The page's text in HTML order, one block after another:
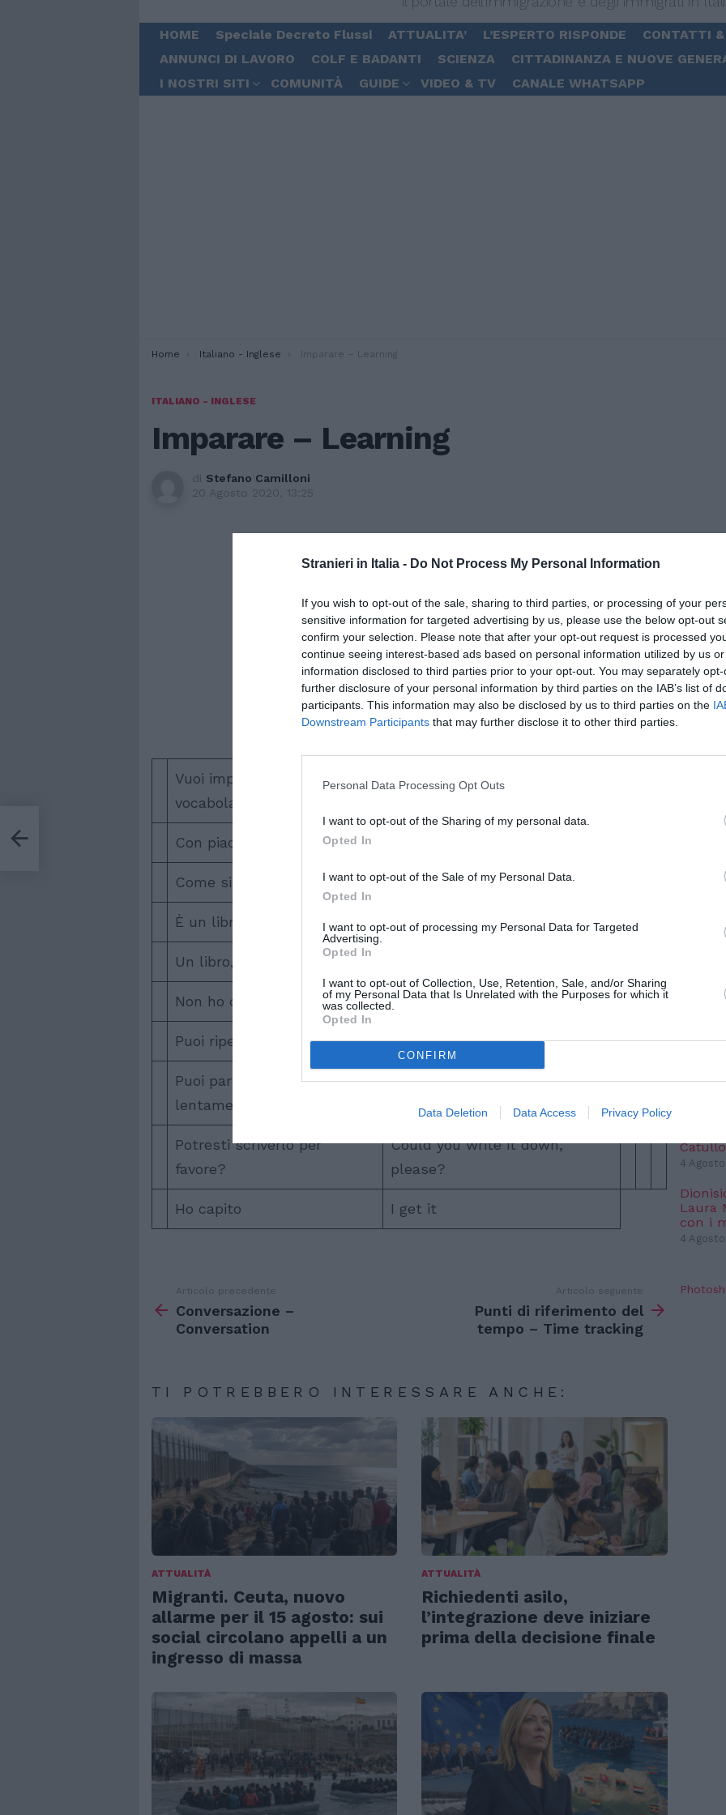
Stranieri in Italia - Do Not Process My Personal Information
If you wish to opt-out of the sale, sharing to third parties, or processing of your
sensitive information for targeted advertising by us, please use the below opt-out
confirm your selection. Please note that after your opt-out request is processed
continue seeing interest-based ads based on personal information utilized by us
information disclosed to third parties prior to your opt-out. You may separately
further disclosure of your personal information by third parties on the IAB’s list of
participants. This information may also be disclosed by us to third parties on the
Downstream Participants that may further disclose it to other third parties.
Personal Data Processing Opt Outs
I want to opt-out of the Sharing of my personal data.
Opted In
I want to opt-out of the Sale of my Personal Data.
Opted In
I want to opt-out of processing my Personal Data for Targeted
Advertising.
Opted In
I want to opt-out of Collection, Use, Retention, Sale, and/or Sharing
of my Personal Data that Is Unrelated with the Purposes for which it
was collected.
Opted In
CONFIRM
Data Deletion Data Access Privacy Policy
HOME Speciale Decreto Flussi ATTUALITA’ L’ESPERTO RISPONDE
CONTATTI
ANNUNCI DI LAVORO
COLF E BADANTI SCIENZA
CITTADINANZA E NUOVE
I NOSTRI SITI
COMUNITÀ GUIDE VIDEO & TV CANALE WHATSAPP
You are here:
Home Italiano - Inglese Imparare – Learning
ITALIANO - INGLESE
Imparare – Learning
di Stefano Camilloni
20 Agosto 2020, 13:25
Vuoi imparare un po’ di
vocabolario ?
Do you want to learn a few
Con piacere!
Come si chiama ? What’s this called?
È un libro It’s a book
Un libro, hai capito ?
Non ho capito I don’t understand
Puoi ripetere per favore ? Can you repeat please?
Puoi parlare più
lentamente?
Can you talk a bit more slowly,
please ?
Potresti scriverlo per
favore?
Could you write it down,
please?
Ho capito I get it
di
Articolo precedente
Conversazione –
Conversation
Articolo seguente
Punti di riferimento del
tempo – Time tracking
TI POTREBBERO INTERESSARE ANCHE:
ATTUALITÀ
Migranti. Ceuta, nuovo
allarme per il 15 agosto: sui
social circolano appelli a un
ingresso di massa
ATTUALITÀ
Richiedenti asilo,
l’integrazione deve iniziare
prima della decisione finale
“Fari
posto
4
Laura
con i
4